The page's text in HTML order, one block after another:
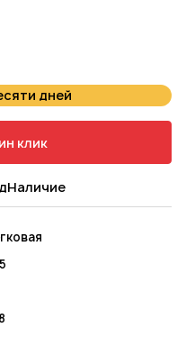
дней
клик
Наличие